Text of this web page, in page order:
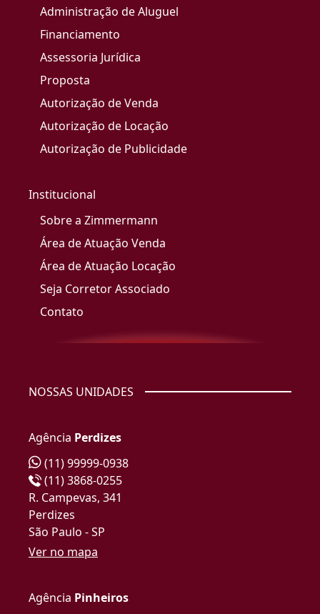
Administração de Aluguel
Financiamento
Assessoria Jurídica
Proposta
Autorização de Venda
Autorização de Locação
Autorização de Publicidade
Institucional
Sobre a Zimmermann
Área de Atuação Venda
Área de Atuação Locação
Seja Corretor Associado
Contato
NOSSAS UNIDADES
Agência Perdizes
(11) 99999-0938
(11) 3868-0255
R. Campevas, 341
Perdizes
São Paulo - SP
Ver no mapa
Agência Pinheiros